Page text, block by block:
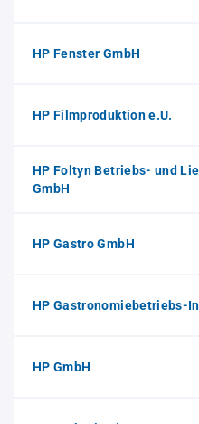
HP Fenster GmbH
HP Filmproduktion e.U.
HP Foltyn Betriebs- und
GmbH
HP Gastro GmbH
HP Gastronomiebetriebs-
HP GmbH